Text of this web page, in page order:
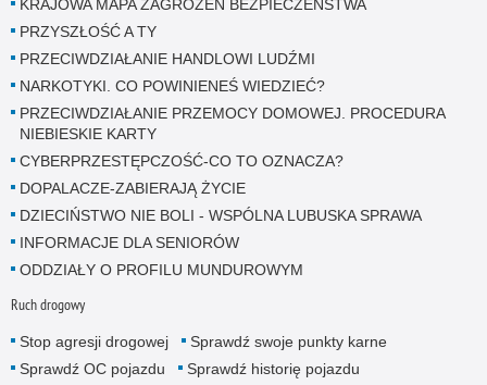
KRAJOWA MAPA ZAGROŻEŃ BEZPIECZEŃSTWA
PRZYSZŁOŚĆ A TY
PRZECIWDZIAŁANIE HANDLOWI LUDŹMI
NARKOTYKI. CO POWINIENEŚ WIEDZIEĆ?
PRZECIWDZIAŁANIE PRZEMOCY DOMOWEJ. PROCEDURA
NIEBIESKIE KARTY
CYBERPRZESTĘPCZOŚĆ-CO TO OZNACZA?
DOPALACZE-ZABIERAJĄ ŻYCIE
DZIECIŃSTWO NIE BOLI - WSPÓLNA LUBUSKA SPRAWA
INFORMACJE DLA SENIORÓW
ODDZIAŁY O PROFILU MUNDUROWYM
Ruch drogowy
Stop agresji drogowej
Sprawdź swoje punkty karne
Sprawdź OC pojazdu
Sprawdź historię pojazdu